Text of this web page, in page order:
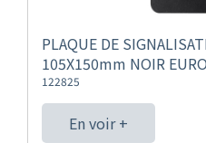
PLAQUE DE
105X150mm NOIR
122825
En voir +